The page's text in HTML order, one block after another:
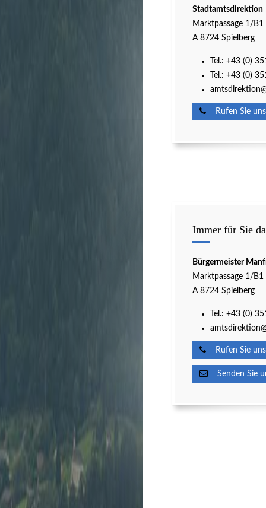
Stadtamtsdirektion
Marktpassage 1/B1
A 8724 Spielberg
Tel.: +43 (0)
Tel.: +43 (0)
Rufen Sie
Immer für Sie
Bürgermeister
Marktpassage 1/B1
A 8724 Spielberg
Tel.: +43 (0)
Rufen Sie
Senden Sie